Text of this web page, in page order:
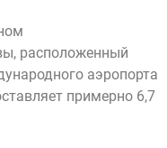
расположенный
аэропорта
примерно 6,7